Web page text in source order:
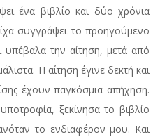
ένα βιβλίο και δύο χρόνια
συγγράψει το προηγούμενο
υπέβαλα την αίτηση, μετά από
Η αίτηση έγινε δεκτή και
έχουν παγκόσμια απήχηση.
ξεκίνησα το βιβλίο
το ενδιαφέρον μου. Και